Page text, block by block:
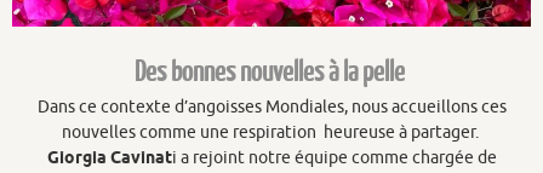
Des bonnes nouvelles à la pelle
Dans ce contexte d’angoisses Mondiales, nous accueillons ces
nouvelles comme une respiration heureuse à partager.
Giorgia Cavinati a rejoint notre équipe comme chargée de